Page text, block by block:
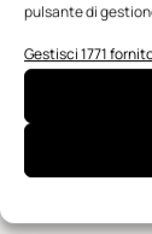
pulsante di
Gestisci 1771
Notizie
Una
O-